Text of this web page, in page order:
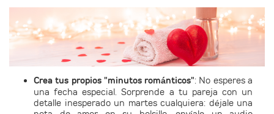
Crea tus propios "minutos románticos": No esperes a
una fecha especial. Sorprende a tu pareja con un
detalle inesperado un martes cualquiera: déjale una